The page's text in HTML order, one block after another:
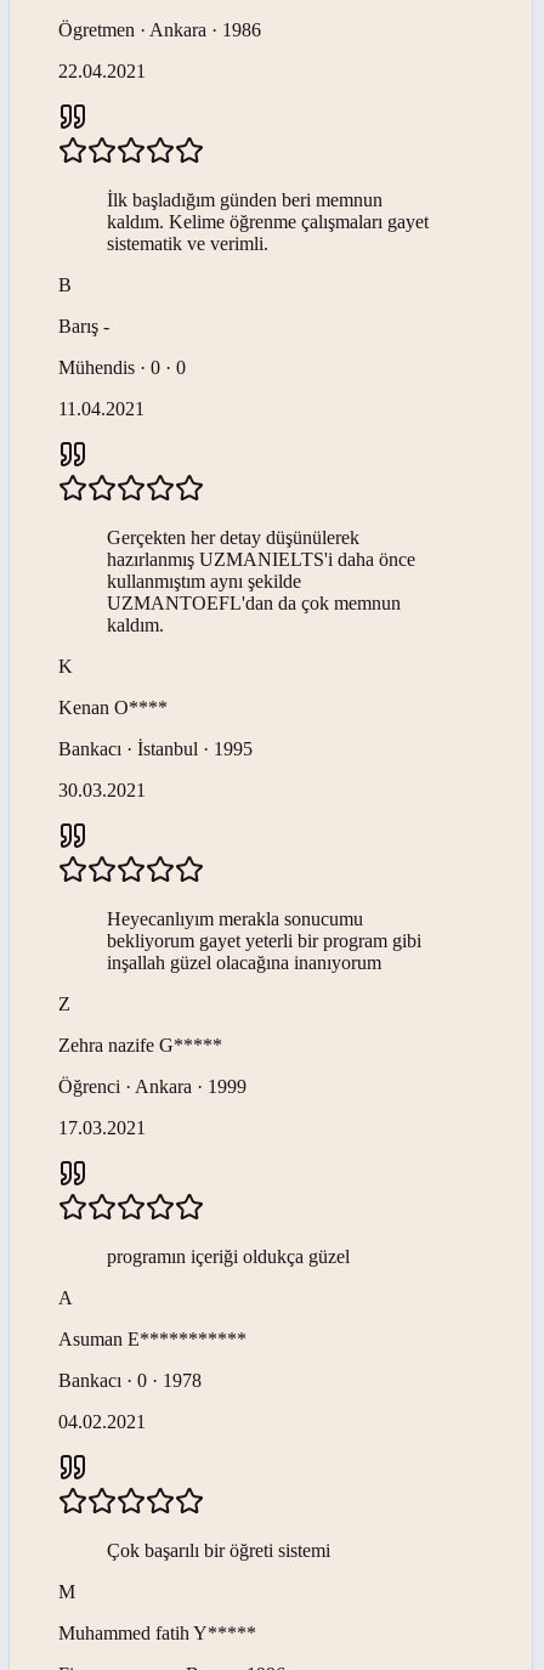
Ögretmen · Ankara · 1986
22.04.2021
İlk başladığım günden beri memnun
kaldım. Kelime öğrenme çalışmaları gayet
sistematik ve verimli.
B
Barış -
Mühendis · 0 · 0
11.04.2021
Gerçekten her detay düşünülerek
hazırlanmış UZMANIELTS'i daha önce
kullanmıştım aynı şekilde
UZMANTOEFL'dan da çok memnun
kaldım.
K
Kenan O****
Bankacı · İstanbul · 1995
30.03.2021
Heyecanlıyım merakla sonucumu
bekliyorum gayet yeterli bir program gibi
inşallah güzel olacağına inanıyorum
Z
Zehra nazife G*****
Öğrenci · Ankara · 1999
17.03.2021
programın içeriği oldukça güzel
A
Asuman E***********
Bankacı · 0 · 1978
04.02.2021
Çok başarılı bir öğreti sistemi
M
Muhammed fatih Y*****